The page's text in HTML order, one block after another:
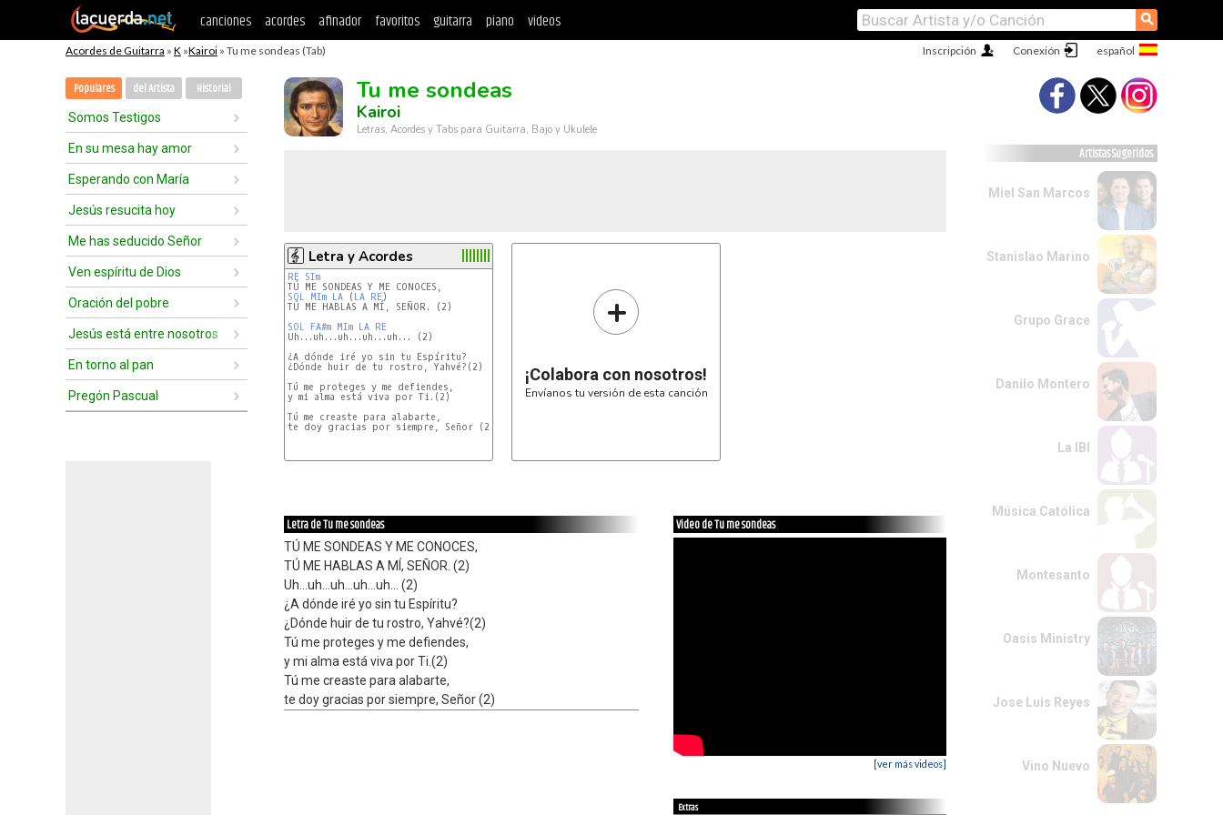
canciones acordes afinador favoritos guitarra piano videos ⚲
Acordes de Guitarra » K »Kairoi » Tu me sondeas (Tab) Conexión
Inscripción
Populares del Artista Historial
Somos Testigos
En su mesa hay amor
Esperando con María
Jesús resucita hoy
Me has seducido Señor
Ven espíritu de Dios
Oración del pobre
Jesús está entre nosotros
En torno al pan
Pregón Pascual
Tu me sondeas
Kairoi
Letras, Acordes y Tabs para Guitarra, Bajo y Ukulele
Letra y Acordes
RE SIm
SOL
MIm LA ( LA RE)
TÚ ME HABLAS A MÍ, SEÑOR. (2)
SOL
FA#m MIm LA RE
Uh...uh...uh...uh...uh... (2)
¿A dónde iré yo sin tu Espíritu?
¿Dónde huir de tu rostro, Yahvé?(2)
Tú me proteges y me defiendes,
y mi alma está viva por Ti.(2)
Tú me creaste para alabarte,
te doy gracias por siempre, Señor (2)
+
¡Colabora con nosotros!
Envíanos tu versión de esta canción
Letra de Tu me sondeas
TÚ ME SONDEAS Y ME CONOCES,
TÚ ME HABLAS A MÍ, SEÑOR. (2)
Uh...uh...uh...uh...uh... (2)
¿A dónde iré yo sin tu Espíritu?
¿Dónde huir de tu rostro, Yahvé?(2)
Tú me proteges y me defiendes,
y mi alma está viva por Ti.(2)
Tú me creaste para alabarte,
te doy gracias por siempre, Señor (2)
Video de Tu me sondeas
[ver más videos]
Extras
Artistas Sugeridos
Miel San Marcos
Stanislao Marino
Grupo Grace
Danilo Montero
La IBI
Música Católica
Montesanto
Oasis Ministry
Jose Luis Reyes
Vino Nuevo